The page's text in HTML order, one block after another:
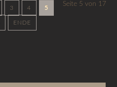
Seite 5 von 17
3 4 5
ENDE